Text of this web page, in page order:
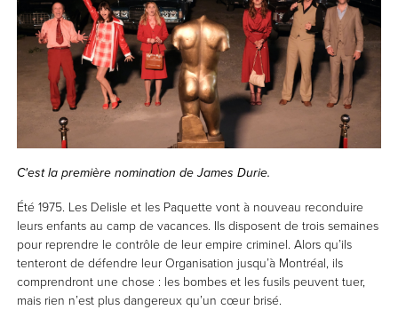
C'est la première nomination de James Durie.
Été 1975. Les Delisle et les Paquette vont à nouveau reconduire
leurs enfants au camp de vacances. Ils disposent de trois semaines
pour reprendre le contrôle de leur empire criminel. Alors qu’ils
tenteront de défendre leur Organisation jusqu’à Montréal, ils
comprendront une chose : les bombes et les fusils peuvent tuer,
mais rien n’est plus dangereux qu’un cœur brisé.